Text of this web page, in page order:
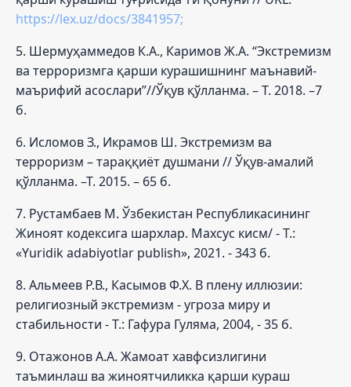
https://lex.uz/docs/3841957;
5. Шермуҳаммедов К.А., Каримов Ж.А. “Экстремизм
ва терроризмга қарши курашишнинг маънавий-
маърифий асослари”//Ўқув қўлланма. – Т. 2018. –7
б.
6. Исломов З., Икрамов Ш. Экстремизм ва
терроризм – тараққиёт душмани // Ўқув-амалий
қўлланма. –Т. 2015. – 65 б.
7. Рустамбаев М. Ўзбекистан Республикасининг
Жиноят кодексига шархлар. Махсус кисм/ - Т.:
«Yuridik adabiyotlar publish», 2021. - 343 б.
8. Альмеев Р.В., Касымов Ф.Х. В плену иллюзии:
религиозный экстремизм - угроза миру и
стабильности - Т.: Гафура Гуляма, 2004, - 35 б.
9. Отажонов А.А. Жамоат хавфсизлигини
таъминлаш ва жиноятчиликка қарши кураш